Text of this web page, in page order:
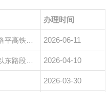
办理时间
2026-06-11
2026-04-10
2026-03-30